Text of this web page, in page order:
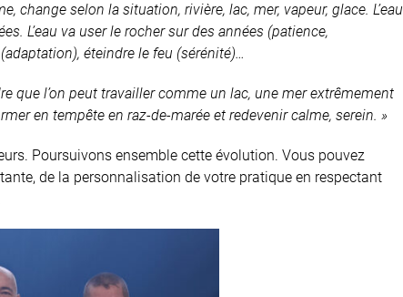
change selon la situation, rivière, lac, mer, vapeur, glace. L’eau
L’eau va user le rocher sur des années (patience,
éteindre le feu (sérénité)…
que l’on peut travailler comme un lac, une mer extrêmement
en tempête en raz-de-marée et redevenir calme, serein. »
Poursuivons ensemble cette évolution. Vous pouvez
de la personnalisation de votre pratique en respectant